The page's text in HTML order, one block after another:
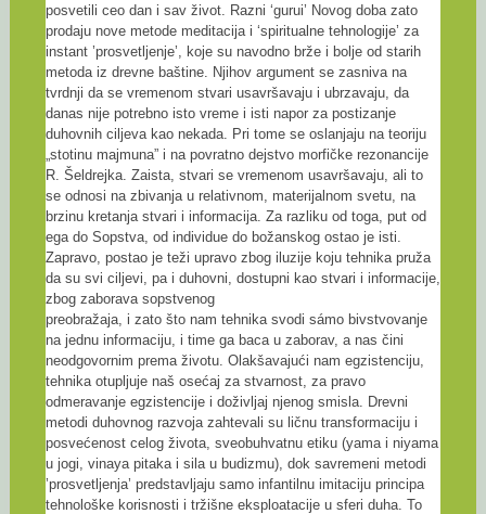
posvetili ceo dan i sav život. Razni ‘gurui’ Novog doba zato
prodaju nove metode meditacija i ‘spiritualne tehnologije’ za
instant ’prosvetljenje’, koje su navodno brže i bolje od starih
metoda iz drevne baštine. Njihov argument se zasniva na
tvrdnji da se vremenom stvari usavršavaju i ubrzavaju, da
danas nije potrebno isto vreme i isti napor za postizanje
duhovnih ciljeva kao nekada. Pri tome se oslanjaju na teoriju
„stotinu majmuna” i na povratno dejstvo morfičke rezonancije
R. Šeldrejka. Zaista, stvari se vremenom usavršavaju, ali to
se odnosi na zbivanja u relativnom, materijalnom svetu, na
brzinu kretanja stvari i informacija. Za razliku od toga, put od
ega do Sopstva, od individue do božanskog ostao je isti.
Zapravo, postao je teži upravo zbog iluzije koju tehnika pruža
da su svi ciljevi, pa i duhovni, dostupni kao stvari i informacije,
zbog zaborava sopstvenog
preobražaja, i zato što nam tehnika svodi sámo bivstvovanje
na jednu informaciju, i time ga baca u zaborav, a nas čini
neodgovornim prema životu. Olakšavajući nam egzistenciju,
tehnika otupljuje naš osećaj za stvarnost, za pravo
odmeravanje egzistencije i doživljaj njenog smisla. Drevni
metodi duhovnog razvoja zahtevali su ličnu transformaciju i
posvećenost celog života, sveobuhvatnu etiku (yama i niyama
u jogi, vinaya pitaka i sila u budizmu), dok savremeni metodi
’prosvetljenja’ predstavljaju samo infantilnu imitaciju principa
tehnološke korisnosti i tržišne eksploatacije u sferi duha. To